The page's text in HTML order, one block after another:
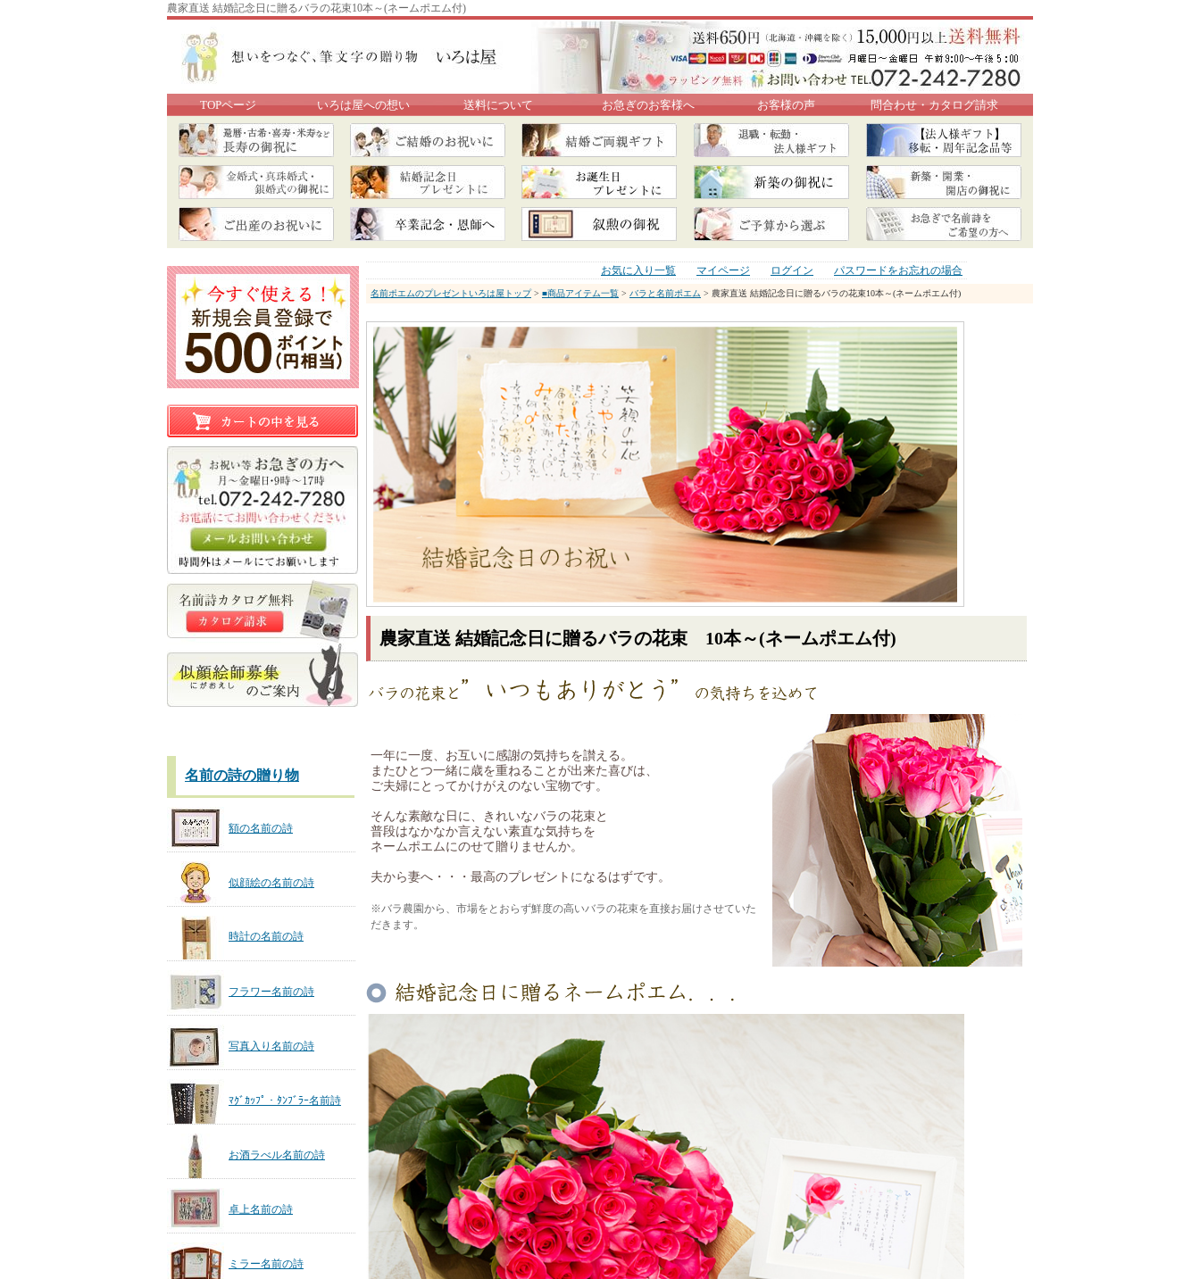
農家直送 結婚記念日に贈るバラの花束10本～(ネームポエム付)
TOPページ いろは屋への想い 送料について お急ぎのお客様へ お客様の声 問合わせ・カタログ請求
名前の詩の贈り物
額の名前の詩
似顔絵の名前の詩
時計の名前の詩
フラワー名前の詩
写真入り名前の詩
ﾏｸﾞｶｯﾌﾟ・ﾀﾝﾌﾞﾗｰ名前詩
お酒ラべル名前の詩
卓上名前の詩
ミラー名前の詩
お気に入り一覧 マイページ ログイン パスワードをお忘れの場合
名前ポエムのプレゼントいろは屋トップ> ■商品アイテム一覧 > バラと名前ポエム > 農家直送 結婚記念日に贈るバラの花束10本～(ネームポエム付)
農家直送 結婚記念日に贈るバラの花束 10本～(ネームポエム付)
一年に一度、お互いに感謝の気持ちを讃える。
またひとつ一緒に歳を重ねることが出来た喜びは、
ご夫婦にとってかけがえのない宝物です。
そんな素敵な日に、きれいなバラの花束と
普段はなかなか言えない素直な気持ちを
ネームポエムにのせて贈りませんか。
夫から妻へ・・・最高のプレゼントになるはずです。
※バラ農園から、市場をとおらず鮮度の高いバラの花束を直接お届けさせていた
だきます。